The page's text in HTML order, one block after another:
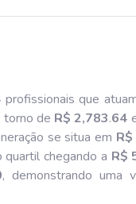
profissionais que
torno de R$ 2,783.64
se situa em
quartil chegando a R$
, demonstrando uma